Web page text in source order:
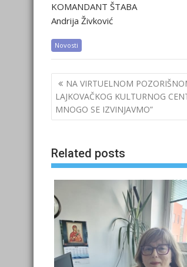
KOMANDANT ŠTABA
Andrija Živković
Novosti
Post
navigation
NA VIRTUELNOM
LAJKOVAČKOG KULTURNOG
MNOGO SE IZVINJAVMO”
Related posts